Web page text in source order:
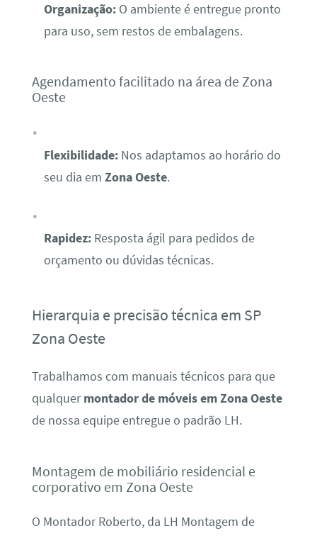
Organização:O ambiente é entregue pronto
para uso, sem restos de embalagens.
Agendamento facilitado na área de Zona
Oeste
Flexibilidade:Nos adaptamos ao horário do
seu dia em Zona Oeste.
Rapidez:Resposta ágil para pedidos de
orçamento ou dúvidas técnicas.
Hierarquia e precisão técnica em SP
Zona Oeste
Trabalhamos com manuais técnicos para que
qualquermontador de móveis em Zona Oeste
de nossa equipe entregue o padrão LH.
Montagem de mobiliário residencial e
corporativo em Zona Oeste
O Montador Roberto, da LH Montagem de